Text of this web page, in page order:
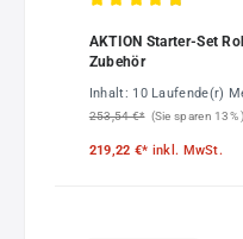
AKTION Starter-Set
Zubehör
Inhalt: 10 Laufende(r)
253,54 €* (Sie sparen 13% )
219,22 €* inkl. MwSt.